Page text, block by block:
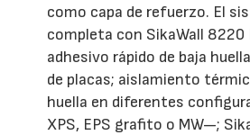
como capa de refuerzo. El
completa con SikaWall
adhesivo rápido de baja
de placas; aislamiento
huella en diferentes
XPS, EPS grafito o MW—;